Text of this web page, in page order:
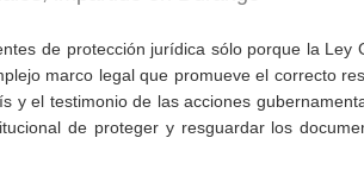
de protección jurídica sólo porque la Ley
marco legal que promueve el correcto
y el testimonio de las acciones
de proteger y resguardar los